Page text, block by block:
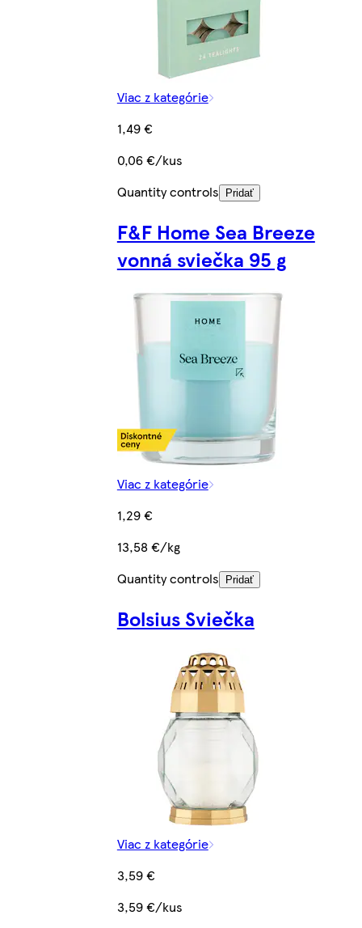
Viac z kategórie
1,49 €
0,06 €/kus
Quantity controls
Pridať
F&F Home Sea Breeze
vonná sviečka 95 g
Viac z kategórie
1,29 €
13,58 €/kg
Quantity controls
Pridať
Bolsius Sviečka
Viac z kategórie
3,59 €
3,59 €/kus